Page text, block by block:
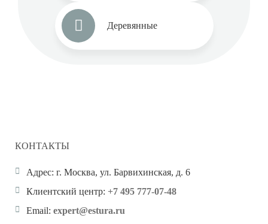
Деревянные
КОНТАКТЫ
Адрес: г. Москва, ул. Барвихинская, д. 6
Клиентский центр: +7 495 777-07-48
Email: expert@estura.ru